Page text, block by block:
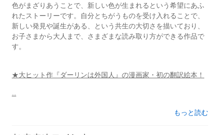
色がまざりあうことで、新しい色が生まれるという希望にあふ
れたストーリーです。自分とちがうものを受け入れることで、
新しい発見や誕生がある、という共生の大切さを描いており、
お子さまから大人まで、さまざまな読み取り方ができる作品で
す。
★大ヒット作『ダーリンは外国人』の漫画家・初の翻訳絵本！
...
もっと読む